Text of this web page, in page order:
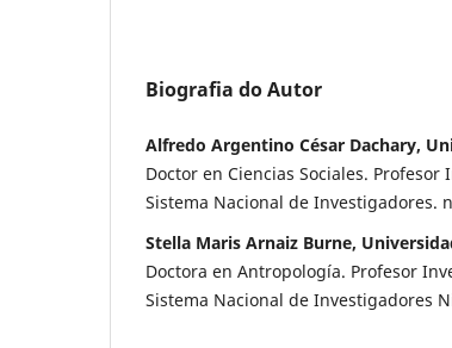
Biografia do Autor
Alfredo Argentino César Dachary,
Doctor en Ciencias Sociales.
Sistema Nacional de Investigadores.
Stella Maris Arnaiz Burne,
Doctora en Antropología. Profesor
Sistema Nacional de Investigadores